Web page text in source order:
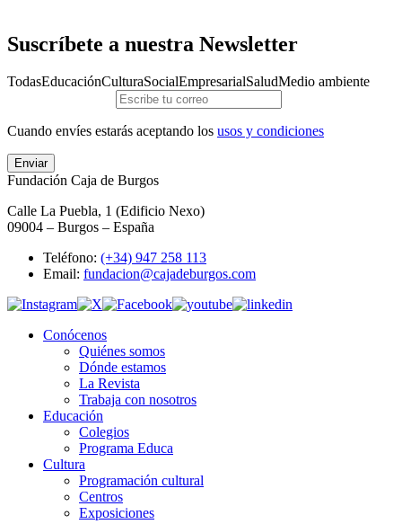
Suscríbete a nuestra Newsletter
TodasEducaciónCulturaSocialEmpresarialSaludMedio ambiente
Cuando envíes estarás aceptando los usos y condiciones
Enviar
Fundación Caja de Burgos
Calle La Puebla, 1 (Edificio Nexo)
09004 – Burgos – España
Teléfono: (+34) 947 258 113
Email: fundacion@cajadeburgos.com
Conócenos
Quiénes somos
Dónde estamos
La Revista
Trabaja con nosotros
Educación
Colegios
Programa Educa
Cultura
Programación cultural
Centros
Exposiciones